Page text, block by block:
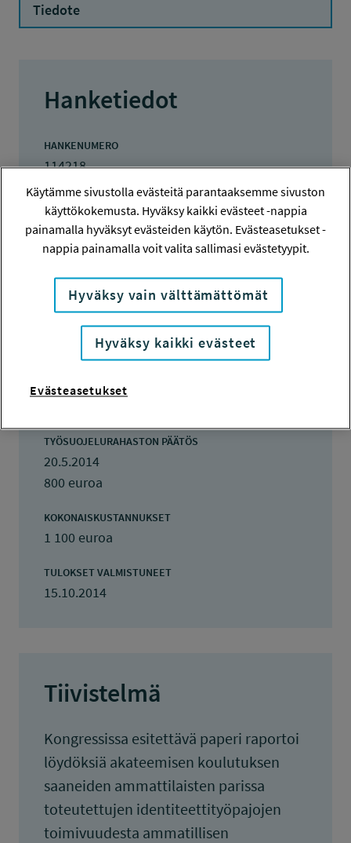
Tiedote
Hanketiedot
HANKENUMERO
114218
HAKIJA
Kaija Collin
TOTEUTTAJA
Kaija Collin
LISÄTIETOJA
Kaija Collin
kaija.m.collin@jyu.fi
TOTEUTUSAIKA
TYÖSUOJELURAHASTON PÄÄTÖS
20.5.2014
800 euroa
KOKONAISKUSTANNUKSET
1 100 euroa
TULOKSET VALMISTUNEET
15.10.2014
Tiivistelmä
Kongressissa esitettävä paperi raportoi
löydöksiä akateemisen koulutuksen
saaneiden ammattilaisten parissa
toteutettujen identiteettityöpajojen
toimivuudesta ammatillisen
Käytämme sivustolla evästeitä parantaaksemme sivuston
käyttökokemusta. Hyväksy kaikki evästeet -nappia
painamalla hyväksyt evästeiden käytön. Evästeasetukset -
nappia painamalla voit valita sallimasi evästetyypit.
Hyväksy vain välttämättömät
Hyväksy kaikki evästeet
Evästeasetukset